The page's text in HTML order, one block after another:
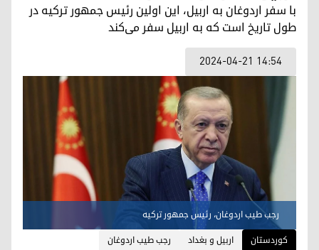
با سفر اردوغان به اربیل، این اولین رئیس جمهور ترکیه در
طول تاریخ است که به اربیل سفر می‌کند
2024-04-21 14:54
رجب طیب اردوغان، رئیس جمهور ترکیە
کوردستان
اربیل و بغداد رجب طیب اردوغان